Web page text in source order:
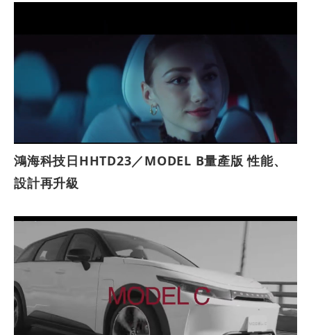
鴻海科技日HHTD23／MODEL B量產版 性能、
設計再升級